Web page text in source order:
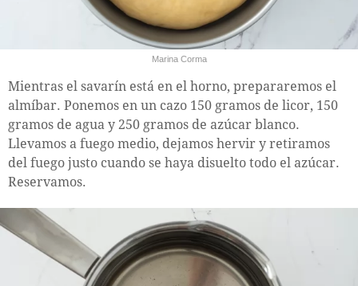
Marina Corma
Mientras el savarín está en el horno, prepararemos el
almíbar. Ponemos en un cazo 150 gramos de licor, 150
gramos de agua y 250 gramos de azúcar blanco.
Llevamos a fuego medio, dejamos hervir y retiramos
del fuego justo cuando se haya disuelto todo el azúcar.
Reservamos.